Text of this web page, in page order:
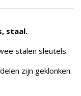
staal.
stalen sleutels.
zijn geklonken.